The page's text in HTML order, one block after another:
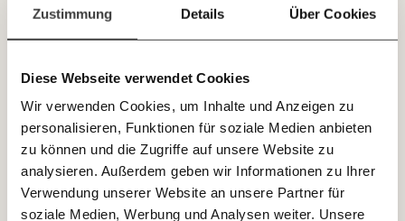
Zustimmung Details Über Cookies
Diese Webseite verwendet Cookies
Wir verwenden Cookies, um Inhalte und Anzeigen zu
personalisieren, Funktionen für soziale Medien anbieten
zu können und die Zugriffe auf unsere Website zu
analysieren. Außerdem geben wir Informationen zu Ihrer
Verwendung unserer Website an unsere Partner für
soziale Medien, Werbung und Analysen weiter. Unsere
JETZT
EINFACH
TEILEN.
E-Mail Whatsapp
E-Mail-Newslettern!
Newsletter des Momentum Instituts
(Mindestsicherung undMindestpension
) mit rund
drei Prozent aus. Der Grundbetrag der